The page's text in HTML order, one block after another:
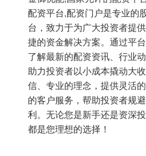
配资平台,配资门户是专业的
台，致力于为广大投资者提
捷的资金解决方案。通过平
了解最新的配资资讯、行业
助力投资者以小成本撬动大
信、专业的理念，提供灵活
的客户服务，帮助投资者规
利。无论您是新手还是资深
都是您理想的选择！